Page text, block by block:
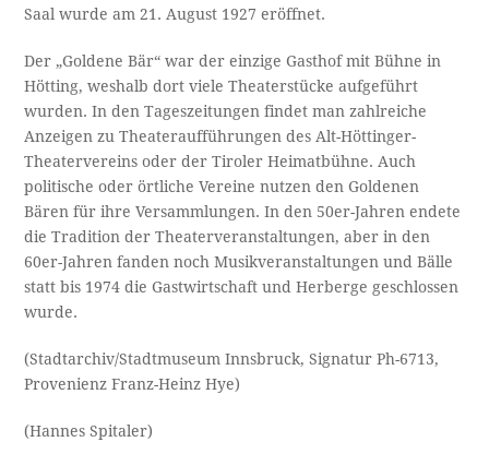
Saal wurde am 21. August 1927 eröffnet.
Der „Goldene Bär“ war der einzige Gasthof mit Bühne in
Hötting, weshalb dort viele Theaterstücke aufgeführt
wurden. In den Tageszeitungen findet man zahlreiche
Anzeigen zu Theateraufführungen des Alt-Höttinger-
Theatervereins oder der Tiroler Heimatbühne. Auch
politische oder örtliche Vereine nutzen den Goldenen
Bären für ihre Versammlungen. In den 50er-Jahren endete
die Tradition der Theaterveranstaltungen, aber in den
60er-Jahren fanden noch Musikveranstaltungen und Bälle
statt bis 1974 die Gastwirtschaft und Herberge geschlossen
wurde.
(Stadtarchiv/Stadtmuseum Innsbruck, Signatur Ph-6713,
Provenienz Franz-Heinz Hye)
(Hannes Spitaler)